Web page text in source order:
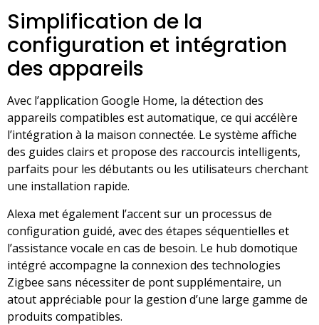
Simplification de la
configuration et intégration
des appareils
Avec l’application Google Home, la détection des
appareils compatibles est automatique, ce qui accélère
l’intégration à la maison connectée. Le système affiche
des guides clairs et propose des raccourcis intelligents,
parfaits pour les débutants ou les utilisateurs cherchant
une installation rapide.
Alexa met également l’accent sur un processus de
configuration guidé, avec des étapes séquentielles et
l’assistance vocale en cas de besoin. Le hub domotique
intégré accompagne la connexion des technologies
Zigbee sans nécessiter de pont supplémentaire, un
atout appréciable pour la gestion d’une large gamme de
produits compatibles.